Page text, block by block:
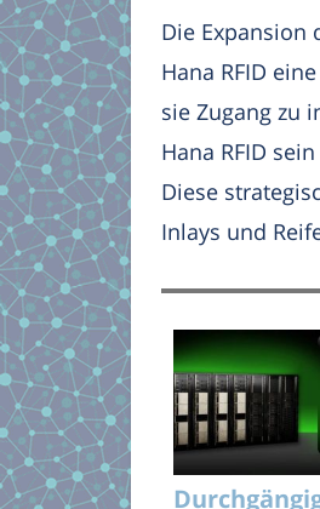
Die Expansion
Hana RFID
sie Zugang zu
Hana RFID
Diese
Inlays und